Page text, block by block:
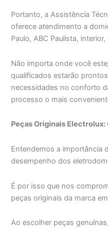
Portanto, a Assistência
oferece atendimento a
Paulo, ABC Paulista,
Não importa onde você
qualificados estarão
necessidades no conforto
processo o mais
Peças Originais
Entendemos a importância
desempenho dos
É por isso que nos
peças originais da marca
Ao escolher peças